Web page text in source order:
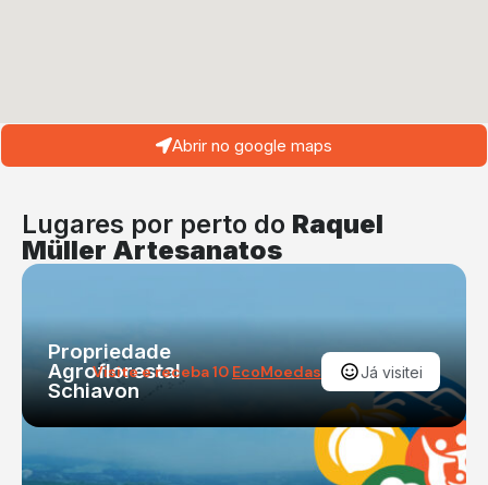
Abrir no google maps
Lugares por perto do Raquel
Müller Artesanatos
Propriedade
Agroflorestal
Schiavon
Visite e receba 10 EcoMoedas Já visitei